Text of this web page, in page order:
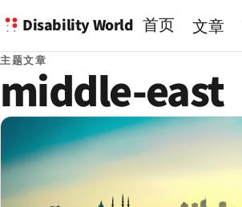
Disability World 首页 文章
主题文章
middle-east